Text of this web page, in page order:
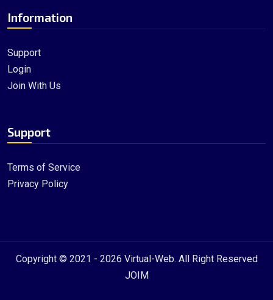
Information
Support
Login
Join With Us
Support
Terms of Service
Privacy Policy
Copyright © 2021 - 2026 Virtual-Web. All Right Reserved
JOIM